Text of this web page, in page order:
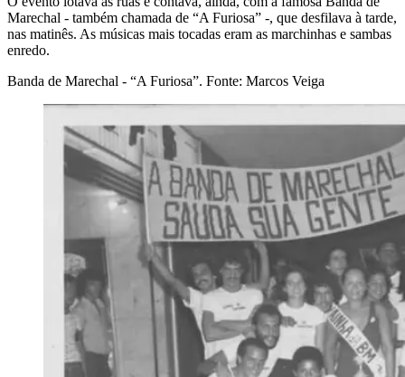
Marechal - também chamada de “A Furiosa” -, que desfilava à tarde,
nas matinês. As músicas mais tocadas eram as marchinhas e sambas
enredo.
Banda de Marechal - “A Furiosa”. Fonte: Marcos Veiga